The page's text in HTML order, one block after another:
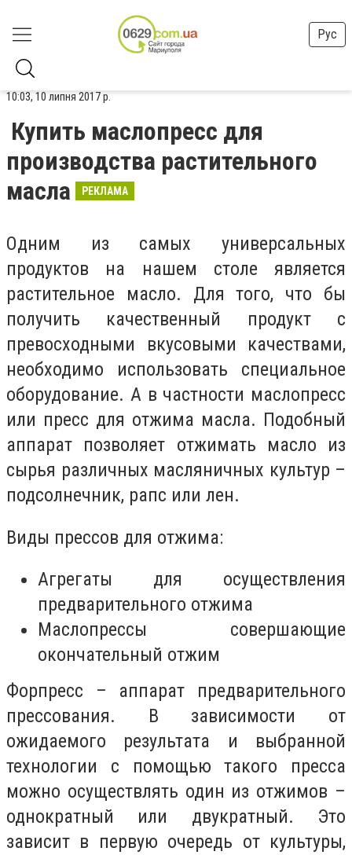
Рус
10:03, 10 липня 2017 р.
Купить маслопресс для
производства растительного
масла
РЕКЛАМА
Одним из самых универсальных
продуктов на нашем столе является
растительное масло. Для того, что бы
получить качественный продукт с
превосходными вкусовыми качествами,
необходимо использовать специальное
оборудование. А в частности маслопресс
или пресс для отжима масла. Подобный
аппарат позволяет отжимать масло из
сырья различных масляничных культур –
подсолнечник, рапс или лен.
Виды прессов для отжима:
Агрегаты для осуществления
предварительного отжима
Маслопрессы совершающие
окончательный отжим
Форпресс – аппарат предварительного
прессования. В зависимости от
ожидаемого результата и выбранной
технологии с помощью такого пресса
можно осуществлять один из отжимов –
однократный или двукратный. Это
зависит в первую очередь от культуры,